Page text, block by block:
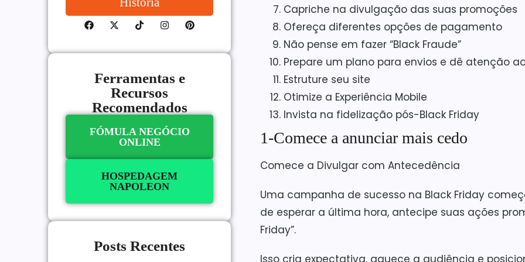
Capriche na divulgação das suas promoções
Ofereça diferentes opções de pagamento
Não pense em fazer “Black Fraude”
Prepare um plano para envios e dê atenção
Estruture seu site
Otimize a Experiência Mobile
Invista na fidelização pós-Black Friday
1-Comece a anunciar mais cedo
Comece a Divulgar com Antecedência
Uma campanha de sucesso na Black Friday
de esperar a última hora, antecipe suas ações
Friday”.
Isso cria expectativa, aquece a audiência e
Ferramentas e
Recursos
Recomendados
FÓMULA NEGÓCIO
ONLINE
HOSPEDAGEM
NAPOLEON
Posts Recentes